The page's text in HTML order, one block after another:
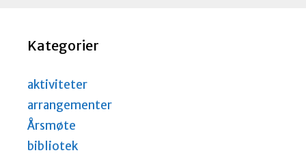
Kategorier
aktiviteter
arrangementer
Årsmøte
bibliotek